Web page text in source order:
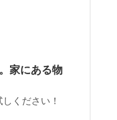
家にある物
ください！